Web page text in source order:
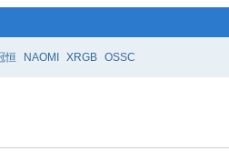
恒 NAOMI XRGB OSSC